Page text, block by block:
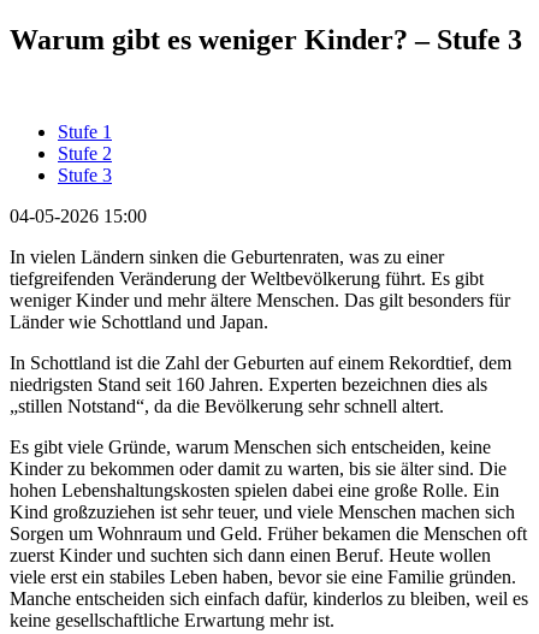
Warum gibt es weniger Kinder? – Stufe 3
Stufe 1
Stufe 2
Stufe 3
04-05-2026 15:00
In vielen Ländern sinken die Geburtenraten, was zu einer
tiefgreifenden Veränderung der Weltbevölkerung führt. Es gibt
weniger Kinder und mehr ältere Menschen. Das gilt besonders für
Länder wie Schottland und Japan.
In Schottland ist die Zahl der Geburten auf einem Rekordtief, dem
niedrigsten Stand seit 160 Jahren. Experten bezeichnen dies als
„stillen Notstand“, da die Bevölkerung sehr schnell altert.
Es gibt viele Gründe, warum Menschen sich entscheiden, keine
Kinder zu bekommen oder damit zu warten, bis sie älter sind. Die
hohen Lebenshaltungskosten spielen dabei eine große Rolle. Ein
Kind großzuziehen ist sehr teuer, und viele Menschen machen sich
Sorgen um Wohnraum und Geld. Früher bekamen die Menschen oft
zuerst Kinder und suchten sich dann einen Beruf. Heute wollen
viele erst ein stabiles Leben haben, bevor sie eine Familie gründen.
Manche entscheiden sich einfach dafür, kinderlos zu bleiben, weil es
keine gesellschaftliche Erwartung mehr ist.